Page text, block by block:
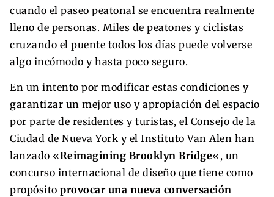
cuando el paseo peatonal se encuentra realmente
lleno de personas. Miles de peatones y ciclistas
cruzando el puente todos los días puede volverse
algo incómodo y hasta poco seguro.
En un intento por modificar estas condiciones y
garantizar un mejor uso y apropiación del espacio
por parte de residentes y turistas, el Consejo de la
Ciudad de Nueva York y el Instituto Van Alen han
lanzado «Reimagining Brooklyn Bridge«, un
concurso internacional de diseño que tiene como
propósito provocar una nueva conversación